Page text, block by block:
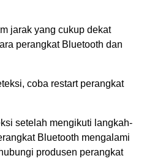
jarak yang cukup dekat
perangkat Bluetooth dan
coba restart perangkat
setelah mengikuti langkah-
Bluetooth mengalami
produsen perangkat